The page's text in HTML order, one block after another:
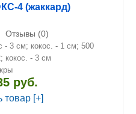
4 (жаккард)
Отзывы (0)
- 3 см; кокос. - 1 см; 500
кокос. - 3 см
руб.
товар [+]